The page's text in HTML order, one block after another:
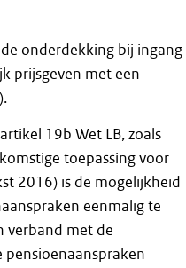
onderdekking bij ingang
prijsgeven met een
19b Wet LB, zoals
toepassing voor
2016) is de mogelijkheid
eenmalig te
verband met de